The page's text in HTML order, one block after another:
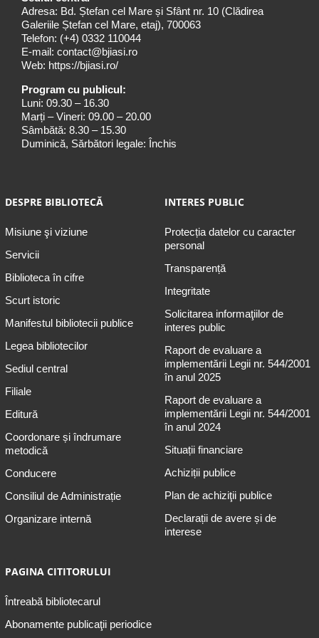
Adresa: Bd. Ștefan cel Mare și Sfânt nr. 10 (Clădirea
Galeriile Ștefan cel Mare, etaj), 700063
Telefon: (+4) 0332 110044
E-mail: contact@bjiasi.ro
Web: https://bjiasi.ro/
Program cu publicul:
Luni: 09.30 – 16.30
Marți – Vineri: 09.00 – 20.00
Sâmbătă: 8.30 – 15.30
Duminică, Sărbători legale: Închis
DESPRE BIBLIOTECĂ
Misiune şi viziune
Servicii
Biblioteca în cifre
Scurt istoric
Manifestul bibliotecii publice
Legea bibliotecilor
Sediul central
Filiale
Editură
Coordonare și îndrumare
metodică
Conducere
Consiliul de Administrație
Organizare internă
INTERES PUBLIC
Protecția datelor cu caracter
personal
Transparență
Integritate
Solicitarea informaţiilor de
interes public
Raport de evaluare a
implementării Legii nr. 544/2001
în anul 2025
Raport de evaluare a
implementării Legii nr. 544/2001
în anul 2024
Situații financiare
Achiziții publice
Plan de achiziţii publice
Declarații de avere și de
interese
PAGINA CITITORULUI
Întreabă bibliotecarul
Abonamente publicaţii periodice